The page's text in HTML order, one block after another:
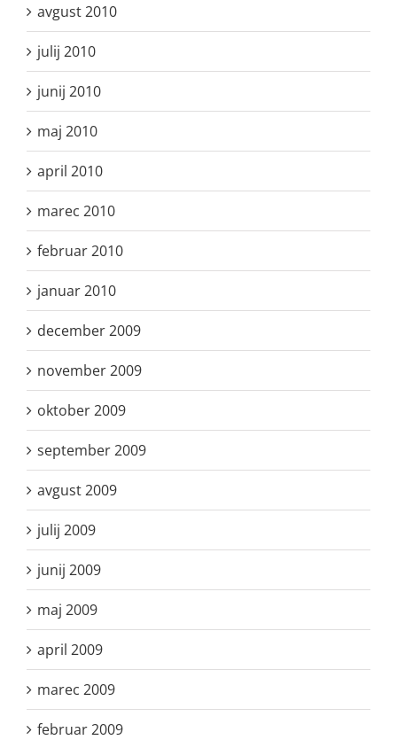
avgust 2010
julij 2010
junij 2010
maj 2010
april 2010
marec 2010
februar 2010
januar 2010
december 2009
november 2009
oktober 2009
september 2009
avgust 2009
julij 2009
junij 2009
maj 2009
april 2009
marec 2009
februar 2009